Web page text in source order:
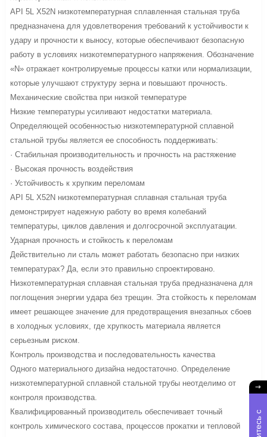
API 5L X52N низкотемпературная сплавленная стальная труба
предназначена для удовлетворения требований к устойчивости к
удару и прочности к выносу, которые обеспечивают безопасную
работу в условиях низкотемпературного напряжения. Обозначение
«N» отражает контролируемые процессы катки или нормализации,
которые улучшают структуру зерна и повышают прочность.
Механические свойства при низкой температуре
Низкие температуры усиливают недостатки материала.
Определяющей особенностью низкотемпературной сплавной
стальной трубы является ее способность поддерживать:
· Стабильная производительность и прочность на растяжение
· Высокая прочность воздействия
· Устойчивость к хрупким переломам
API 5L X52N низкотемпературная сплавная стальная труба
демонстрирует надежную работу во время колебаний
температуры, циклов давления и долгосрочной эксплуатации.
Ударная прочность и стойкость к переломам
Действительно ли сталь может работать безопасно при низких
температурах? Да, если это правильно спроектировано.
Низкотемпературная сплавная стальная труба предназначена для
поглощения энергии удара без трещин. Эта стойкость к переломам
имеет решающее значение для предотвращения внезапных сбоев
в холодных условиях, где хрупкость материала является
серьезным риском.
Контроль производства и последовательность качества
Одного материального дизайна недостаточно. Определение
низкотемпературной сплавной стальной трубы неотделимо от
контроля производства.
Квалифицированный производитель обеспечивает точный
контроль химического состава, процессов прокатки и тепловой